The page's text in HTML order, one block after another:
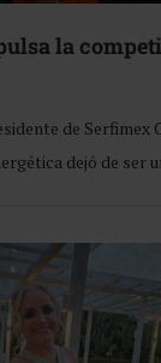
la
de Serfimex
dejó de ser